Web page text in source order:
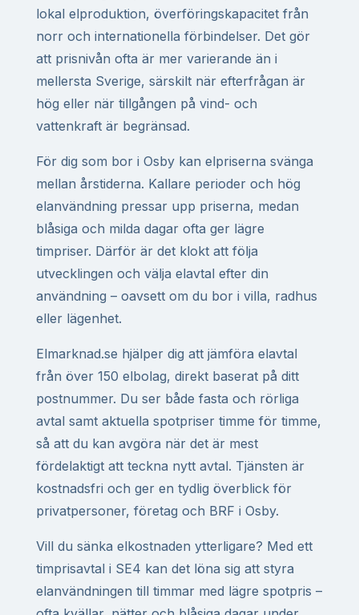
lokal elproduktion, överföringskapacitet från
norr och internationella förbindelser. Det gör
att prisnivån ofta är mer varierande än i
mellersta Sverige, särskilt när efterfrågan är
hög eller när tillgången på vind- och
vattenkraft är begränsad.
För dig som bor i Osby kan elpriserna svänga
mellan årstiderna. Kallare perioder och hög
elanvändning pressar upp priserna, medan
blåsiga och milda dagar ofta ger lägre
timpriser. Därför är det klokt att följa
utvecklingen och välja elavtal efter din
användning – oavsett om du bor i villa, radhus
eller lägenhet.
Elmarknad.se hjälper dig att jämföra elavtal
från över 150 elbolag, direkt baserat på ditt
postnummer. Du ser både fasta och rörliga
avtal samt aktuella spotpriser timme för timme,
så att du kan avgöra när det är mest
fördelaktigt att teckna nytt avtal. Tjänsten är
kostnadsfri och ger en tydlig överblick för
privatpersoner, företag och BRF i Osby.
Vill du sänka elkostnaden ytterligare? Med ett
timprisavtal i SE4 kan det löna sig att styra
elanvändningen till timmar med lägre spotpris –